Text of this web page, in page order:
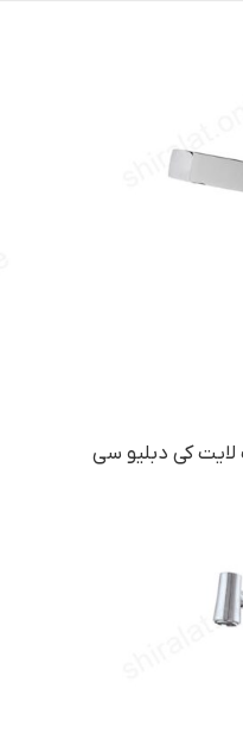
لایت کی دبلیو سی